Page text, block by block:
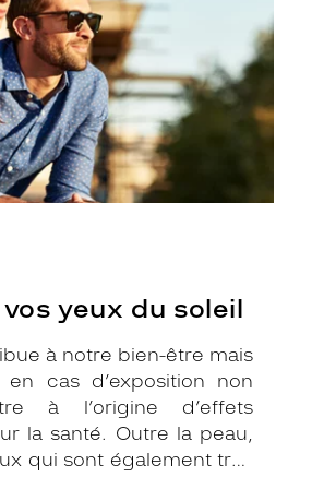
yeux du soleil
à notre bien-être mais
cas d’exposition non
à l’origine d’effets
la santé. Outre la peau,
qui sont également très